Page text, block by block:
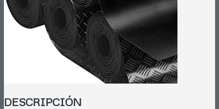
DESCRIPCIÓN